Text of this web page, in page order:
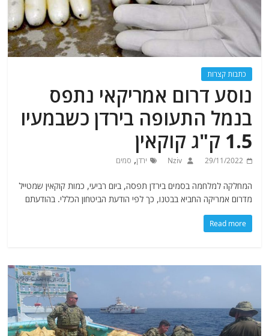
כתבות קצרות
נוסע דרום אמריקאי נתפס
בנמל התעופה בירדן כשבמעיו
1.5 ק"ג קוקאין
29/11/2022
Nziv ירדן, סמים
המחלקה למלחמה בסמים בירדן תפסה, ביום רביעי, כמות קוקאין שמטייל
מדרום אמריקה החביא בבטנו, כך לפי הודעת הביטחון הכללי. בהודעתם
Read more